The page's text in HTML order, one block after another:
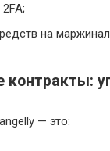
на
— это: